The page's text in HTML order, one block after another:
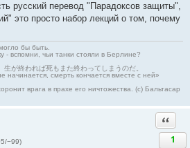
русский перевод "Парадоксов защиты",
это просто набор лекций о том, почему
бы быть.
- вспомни, чьи танки стояли в Берлине?
が終われば死もまた終わってしまうのだ。
начинается, смерть кончается вместе с ней»
врага в прахе его ничтожества. (с) Бальтасар
−99)
1